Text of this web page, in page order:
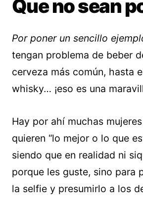
Que no sean
Por poner un sencillo
tengan problema de beber
cerveza más común, hasta
whisky… ¡eso es una
Hay por ahí muchas
quieren “lo mejor o lo que
siendo que en realidad ni
porque les guste, sino para
la selfie y presumirlo a los